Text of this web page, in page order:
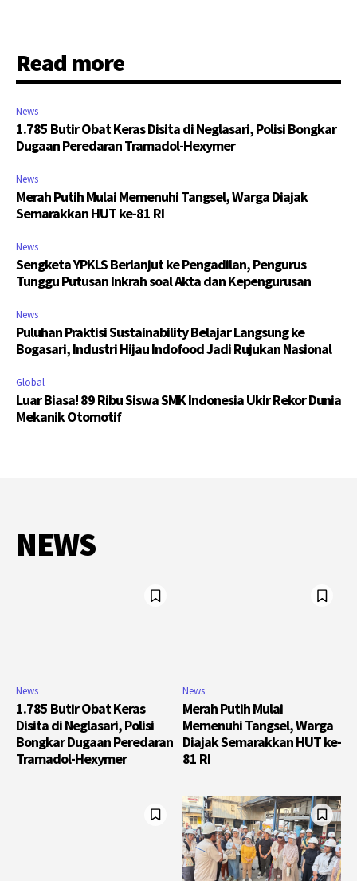
Read more
News
1.785 Butir Obat Keras Disita di Neglasari, Polisi Bongkar
Dugaan Peredaran Tramadol-Hexymer
News
Merah Putih Mulai Memenuhi Tangsel, Warga Diajak
Semarakkan HUT ke-81 RI
News
Sengketa YPKLS Berlanjut ke Pengadilan, Pengurus
Tunggu Putusan Inkrah soal Akta dan Kepengurusan
News
Puluhan Praktisi Sustainability Belajar Langsung ke
Bogasari, Industri Hijau Indofood Jadi Rujukan Nasional
Global
Luar Biasa! 89 Ribu Siswa SMK Indonesia Ukir Rekor Dunia
Mekanik Otomotif
NEWS
News
1.785 Butir Obat Keras
Disita di Neglasari, Polisi
Bongkar Dugaan Peredaran
Tramadol-Hexymer
News
Merah Putih Mulai
Memenuhi Tangsel, Warga
Diajak Semarakkan HUT ke-
81 RI